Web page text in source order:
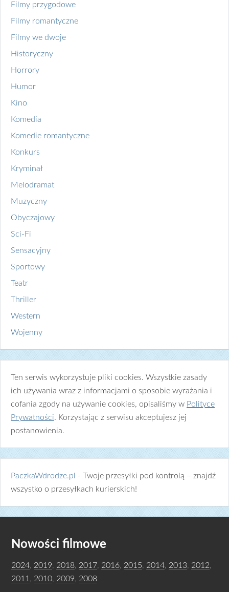
Filmy przygodowe
Filmy romantyczne
Filmy we dwoje
Historyczny
Horrory
Humor
Kino
Komedia
Komedie romantyczne
Konkurs
Kryminał
Melodramat
Muzyczny
Obyczajowy
Sci-Fi
Sensacyjny
Sportowy
Teatr
Thriller
Western
Wojenny
Ten serwis wykorzystuje pliki cookies. Wszystkie zasady
ich używania wraz z informacjami o sposobie wyrażania i
cofania zgody na używanie cookies, opisaliśmy w Polityce
Prywatności. Korzystając z serwisu akceptujesz jej
postanowienia.
PaczkaWdrodze.pl
- Twoje przesyłki pod kontrolą – znajdź
wszystko o przesyłkach kurierskich!
Nowości filmowe
2024, 2019, 2018, 2017, 2016, 2015, 2014, 2013, 2012,
2011, 2010, 2009, 2008